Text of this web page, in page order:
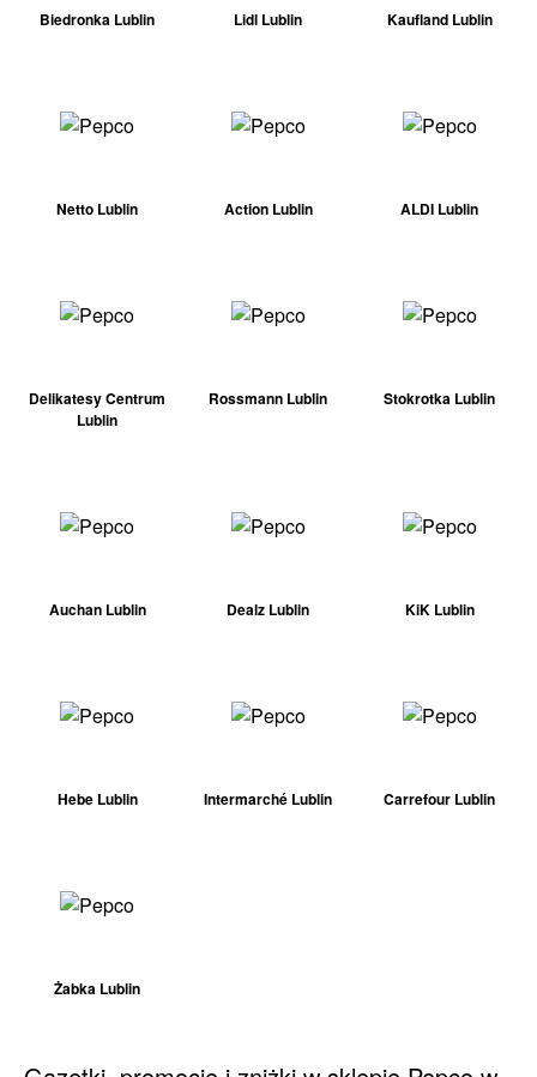
Biedronka Lublin Lidl Lublin Kaufland Lublin
Netto Lublin Action Lublin ALDI Lublin
Delikatesy Centrum
Lublin
Rossmann Lublin Stokrotka Lublin
Auchan Lublin Dealz Lublin KiK Lublin
Hebe Lublin Intermarché Lublin Carrefour Lublin
Żabka Lublin